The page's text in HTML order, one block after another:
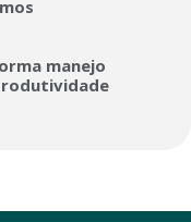
manejo